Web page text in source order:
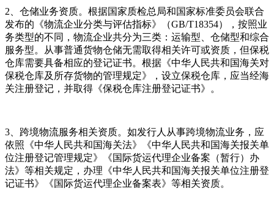
2、仓储业务资质。根据国家质检总局和国家标准委员会联合
发布的《物流企业分类与评估指标》（GB/T18354），按照业
务类型的不同，物流企业共分为三类：运输型、仓储型和综合
服务型。从事普通货物仓储无需取得相关许可或资质，但保税
仓库需要具备相应的登记证书。根据《中华人民共和国海关对
保税仓库及所存货物的管理规定》，设立保税仓库，应当经海
关注册登记，并取得《保税仓库注册登记证书》。
3、跨境物流服务相关资质。如发行人从事跨境物流业务，应
依照《中华人民共和国海关法》《中华人民共和国海关报关单
位注册登记管理规定》《国际货运代理企业备案（暂行）办
法》等相关规定，办理《中华人民共和国海关报关单位注册登
记证书》《国际货运代理企业备案表》等相关资质。